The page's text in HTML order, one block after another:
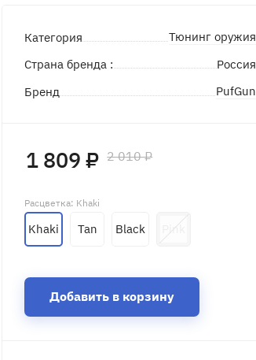
Категория
Тюнинг оружия
Страна бренда :
Россия
Бренд
PufGun
Расцветка: Khaki
Khaki Tan Black
1 809 ₽ 2 010 ₽
Добавить в корзину